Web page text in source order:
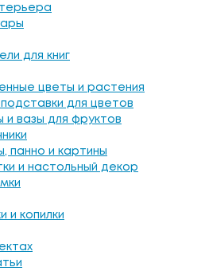
для книг
цветы и растения
для цветов
и вазы для фруктов
панно и картины
и настольный декор
и копилки